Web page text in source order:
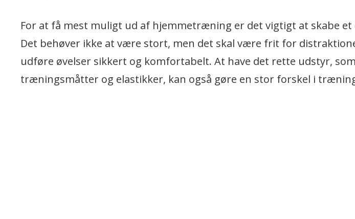
For at få mest muligt ud af hjemmetræning er det vigtigt at skabe
Det behøver ikke at være stort, men det skal være frit for
udføre øvelser sikkert og komfortabelt. At have det rette udstyr,
træningsmåtter og elastikker, kan også gøre en stor forskel i